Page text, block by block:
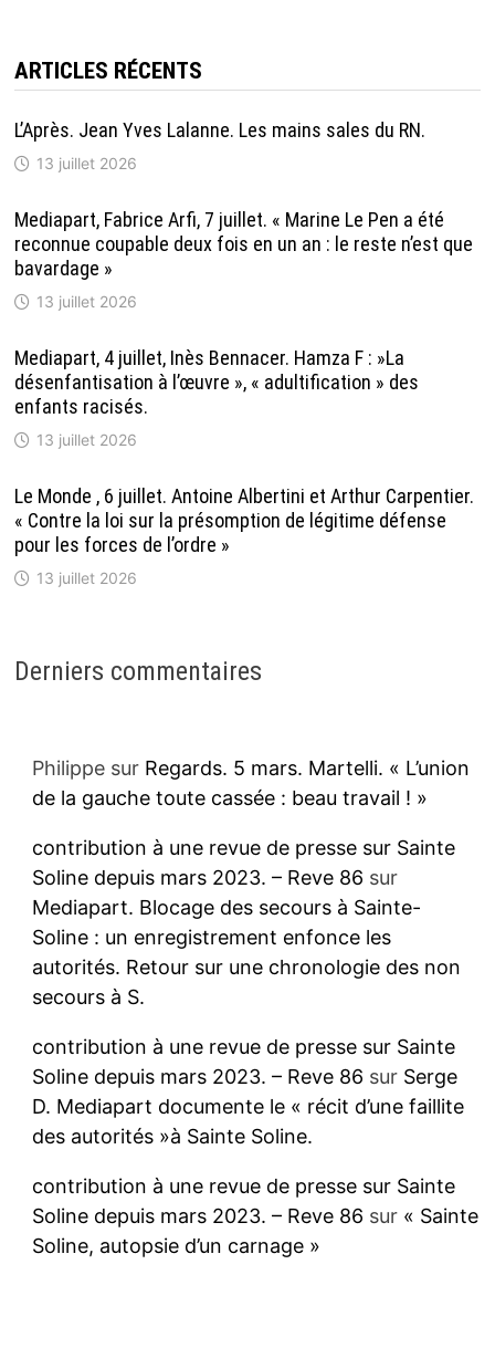
ARTICLES RÉCENTS
L’Après. Jean Yves Lalanne. Les mains sales du RN.
13 juillet 2026
Mediapart, Fabrice Arfi, 7 juillet. « Marine Le Pen a été
reconnue coupable deux fois en un an : le reste n’est que
bavardage »
13 juillet 2026
Mediapart, 4 juillet, Inès Bennacer. Hamza F : »La
désenfantisation à l’œuvre », « adultification » des
enfants racisés.
13 juillet 2026
Le Monde , 6 juillet. Antoine Albertini et Arthur Carpentier.
« Contre la loi sur la présomption de légitime défense
pour les forces de l’ordre »
13 juillet 2026
Derniers commentaires
Philippesur Regards. 5 mars. Martelli. « L’union
de la gauche toute cassée : beau travail ! »
contribution à une revue de presse sur Sainte
Soline depuis mars 2023. – Reve 86 sur
Mediapart. Blocage des secours à Sainte-
Soline : un enregistrement enfonce les
autorités. Retour sur une chronologie des non
secours à S.
contribution à une revue de presse sur Sainte
Soline depuis mars 2023. – Reve 86 sur Serge
D. Mediapart documente le « récit d’une faillite
des autorités »à Sainte Soline.
contribution à une revue de presse sur Sainte
Soline depuis mars 2023. – Reve 86 sur « Sainte
Soline, autopsie d’un carnage »